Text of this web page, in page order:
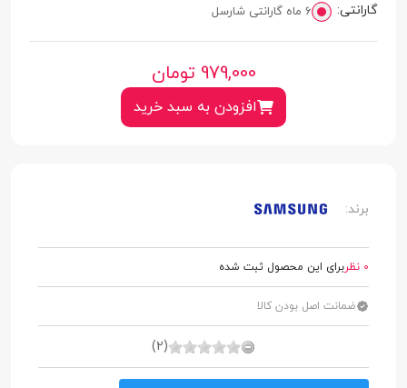
گارانتی: 6 ماه گارانتی شارسل
979,000 تومان
افزودن به سبد خرید
برند:
0 نظر برای این محصول ثبت شده
ضمانت اصل بودن کالا
(2)